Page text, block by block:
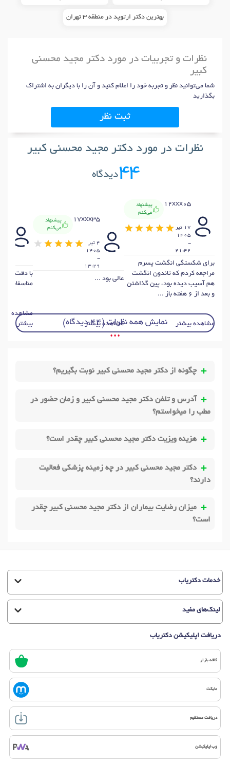
بهترین دکتر ارتوپد در منطقه 3 تهران
نظرات و تجربیات در مورد دکتر مجید محسنی
کبیر
شما می‌توانید نظر و تجربه خود را اعلام کنید و آن را با دیگران به اشتراک
بگذارید
ثبت نظر
نظرات در مورد دکتر مجید محسنی کبیر
44دیدگاه
12xxx05
پیشنهاد
می‌کنم
17 تير
1405
-
21:42
براى شكستگى انگشت پسرم
مراجعه كردم كه تاندون انگشت
هم آسيب ديده بود، پين گذاشتن
و بعد از ٦ هفته باز ...
مشاهده بیشتر
17xxx35
پیشنهاد
می‌کنم
4 تير
1405
-
13:29
عالی بود ...
مشاهده بیشتر
با دقت
مناسفانه
مشاهده
بیشتر
نمایش همه نظرات (44 دیدگاه)
• • •
چگونه از دکتر مجید محسنی کبیر نوبت بگیریم؟
آدرس و تلفن دکتر مجید محسنی کبیر و زمان حضور در
مطب را میخواستم؟
هزینه ویزیت دکتر مجید محسنی کبیر چقدر است؟
دکتر مجید محسنی کبیر در چه زمینه پزشکی فعالیت
دارند؟
میزان رضایت بیماران از دکتر مجید محسنی کبیر چقدر
است؟
خدمات دکتریاب
لینک‌های مفید
دریافت اپلیکیشن دکتریاب
کافه بازار
مایکت
دریافت مستقیم
وب‌اپلیکیشن